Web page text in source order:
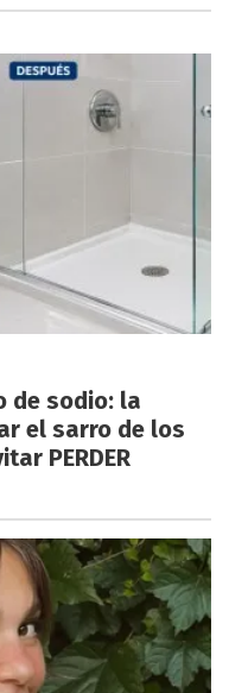
de sodio: la
el sarro de los
PERDER